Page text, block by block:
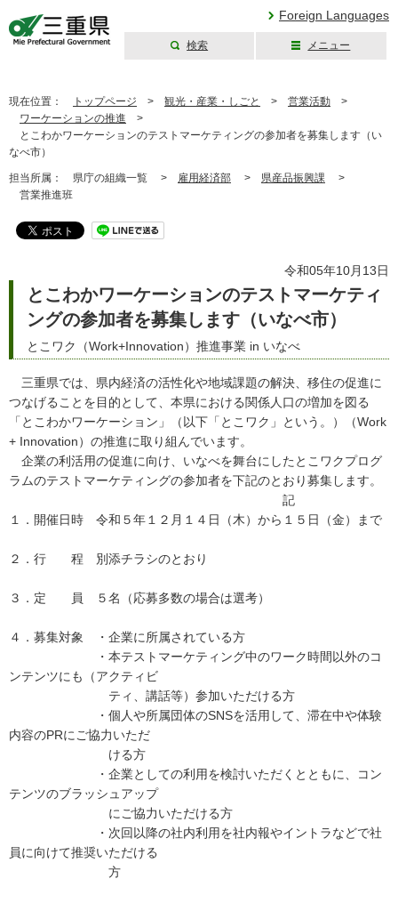
Foreign Languages
検索 メニュー
現在位置： トップページ > 観光・産業・しごと > 営業活動 >
ワーケーションの推進 >
とこわかワーケーションのテストマーケティングの参加者を募集します（い
なべ市）
担当所属： 県庁の組織一覧 > 雇用経済部 > 県産品振興課 >
営業推進班
令和05年10月13日
とこわかワーケーションのテストマーケティ
ングの参加者を募集します（いなべ市）
とこワク（Work+Innovation）推進事業 in いなべ
三重県では、県内経済の活性化や地域課題の解決、移住の促進に
つなげることを目的として、本県における関係人口の増加を図る
「とこわかワーケーション」（以下「とこワク」という。）（Work
+ Innovation）の推進に取り組んでいます。
企業の利活用の促進に向け、いなべを舞台にしたとこワクプログ
ラムのテストマーケティングの参加者を下記のとおり募集します。
記
１．開催日時 令和５年１２月１４日（木）から１５日（金）まで
２．行 程 別添チラシのとおり
３．定 員 ５名（応募多数の場合は選考）
４．募集対象 ・企業に所属されている方
・本テストマーケティング中のワーク時間以外のコ
ンテンツにも（アクティビ
ティ、講話等）参加いただける方
・個人や所属団体のSNSを活用して、滞在中や体験
内容のPRにご協力いただ
ける方
・企業としての利用を検討いただくとともに、コン
テンツのブラッシュアップ
にご協力いただける方
・次回以降の社内利用を社内報やイントラなどで社
員に向けて推奨いただける
方